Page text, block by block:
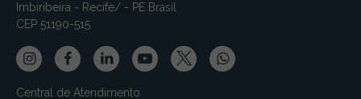
Imbiribeira - Recife/ - PE Brasil
CEP 51190-515
Central de Atendimento